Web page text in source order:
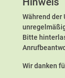
Während
Bitte
Wir danken